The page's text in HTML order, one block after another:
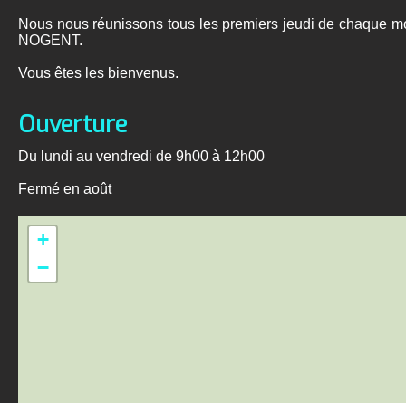
Nous nous réunissons tous les premiers jeudi de chaque
NOGENT.
Vous êtes les bienvenus.
Ouverture
Du lundi au vendredi de 9h00 à 12h00
Fermé en août
+
−